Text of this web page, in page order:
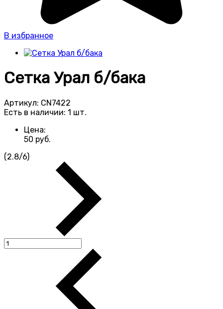
В избранное
Сетка Урал б/бака
Артикул: CN7422
Есть в наличии: 1 шт.
Цена:
50 руб.
(2.8/6)